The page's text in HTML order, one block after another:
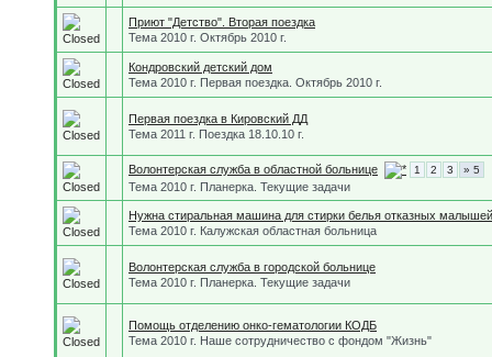
Приют "Детство". Вторая поездка
Тема 2010 г. Октябрь 2010 г.
Кондровский детский дом
Тема 2010 г. Первая поездка. Октябрь 2010 г.
Первая поездка в Кировский ДД
Тема 2011 г. Поездка 18.10.10 г.
Волонтерская служба в областной больнице 1 2 3 » 5
Тема 2010 г. Планерка. Текущие задачи
Нужна стиральная машина для стирки белья отказных малышей
Тема 2010 г. Калужская областная больница
Волонтерская служба в городской больнице
Тема 2010 г. Планерка. Текущие задачи
Помощь отделению онко-гематологии КОДБ
Тема 2010 г. Наше сотрудничество с фондом "Жизнь"